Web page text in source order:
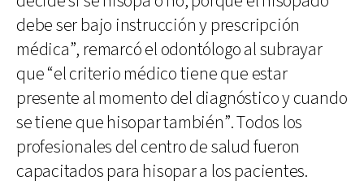
debe ser bajo instrucción y prescripción
médica”, remarcó el odontólogo al subrayar
que “el criterio médico tiene que estar
presente al momento del diagnóstico y cuando
se tiene que hisopar también”. Todos los
profesionales del centro de salud fueron
capacitados para hisopar a los pacientes.